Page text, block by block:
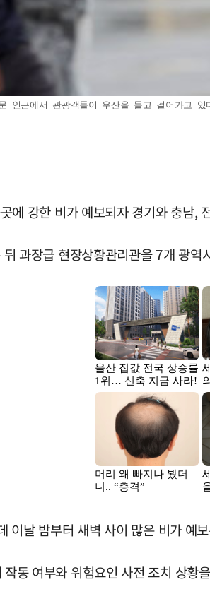
근에서 관광객들이 우산을 들고 걸어가고 있
에 강한 비가 예보되자 경기와 충남,
과장급 현장상황관리관을 7개 광
이날 밤부터 새벽 사이 많은 비가 예
동 여부와 위험요인 사전 조치 상